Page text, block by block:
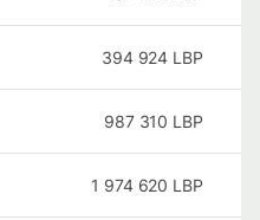
394 924 LBP
987 310 LBP
1 974 620 LBP